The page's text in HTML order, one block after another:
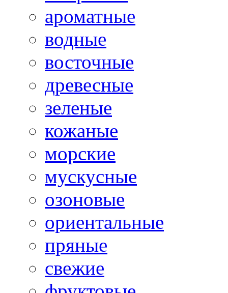
ароматные
водные
восточные
древесные
зеленые
кожаные
морские
мускусные
озоновые
ориентальные
пряные
свежие